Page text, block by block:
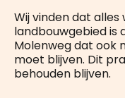
Wij vinden dat
landbouwgebied is
Molenweg dat ook
moet blijven. Dit
behouden blijven.